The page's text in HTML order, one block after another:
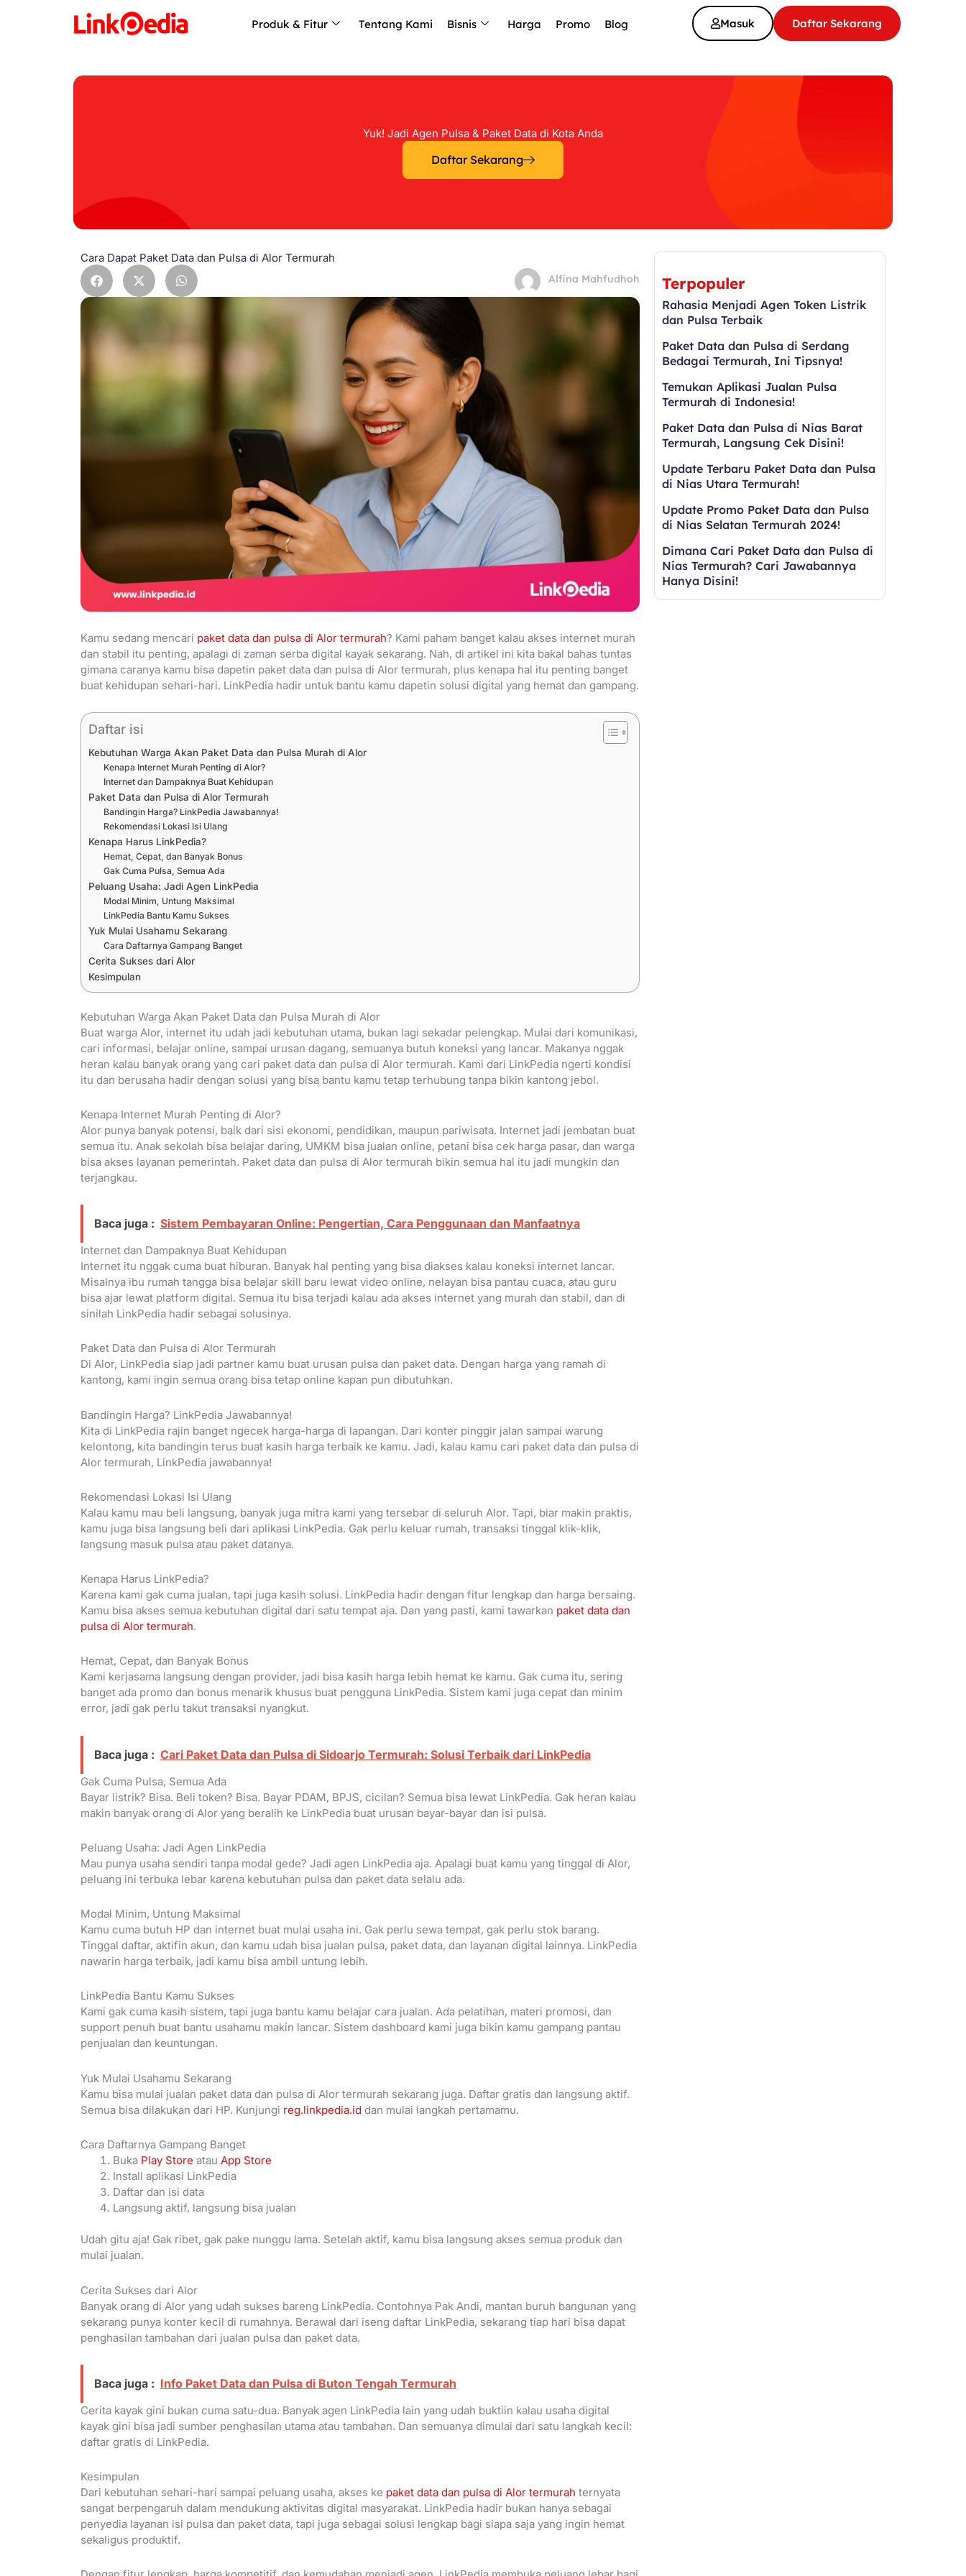
Daftar Sekarang
Masuk
Produk & Fitur Tentang Kami Bisnis Harga Promo Blog
Yuk! Jadi Agen Pulsa & Paket Data di Kota Anda
Daftar Sekarang
Cara Dapat Paket Data dan Pulsa di Alor Termurah
Alfina Mahfudhoh
Kamu sedang mencari paket data dan pulsa di Alor termurah? Kami paham banget kalau akses internet murah
dan stabil itu penting, apalagi di zaman serba digital kayak sekarang. Nah, di artikel ini kita bakal bahas tuntas
gimana caranya kamu bisa dapetin paket data dan pulsa di Alor termurah, plus kenapa hal itu penting banget
buat kehidupan sehari-hari. LinkPedia hadir untuk bantu kamu dapetin solusi digital yang hemat dan gampang.
Daftar isi
Kebutuhan Warga Akan Paket Data dan Pulsa Murah di Alor
Kenapa Internet Murah Penting di Alor?
Internet dan Dampaknya Buat Kehidupan
Paket Data dan Pulsa di Alor Termurah
Bandingin Harga? LinkPedia Jawabannya!
Rekomendasi Lokasi Isi Ulang
Kenapa Harus LinkPedia?
Hemat, Cepat, dan Banyak Bonus
Gak Cuma Pulsa, Semua Ada
Peluang Usaha: Jadi Agen LinkPedia
Modal Minim, Untung Maksimal
LinkPedia Bantu Kamu Sukses
Yuk Mulai Usahamu Sekarang
Cara Daftarnya Gampang Banget
Cerita Sukses dari Alor
Kesimpulan
Kebutuhan Warga Akan Paket Data dan Pulsa Murah di Alor
Buat warga Alor, internet itu udah jadi kebutuhan utama, bukan lagi sekadar pelengkap. Mulai dari komunikasi,
cari informasi, belajar online, sampai urusan dagang, semuanya butuh koneksi yang lancar. Makanya nggak
heran kalau banyak orang yang cari paket data dan pulsa di Alor termurah. Kami dari LinkPedia ngerti kondisi
itu dan berusaha hadir dengan solusi yang bisa bantu kamu tetap terhubung tanpa bikin kantong jebol.
Kenapa Internet Murah Penting di Alor?
Alor punya banyak potensi, baik dari sisi ekonomi, pendidikan, maupun pariwisata. Internet jadi jembatan buat
semua itu. Anak sekolah bisa belajar daring, UMKM bisa jualan online, petani bisa cek harga pasar, dan warga
bisa akses layanan pemerintah. Paket data dan pulsa di Alor termurah bikin semua hal itu jadi mungkin dan
terjangkau.
Baca juga : Sistem Pembayaran Online: Pengertian, Cara Penggunaan dan Manfaatnya
Internet dan Dampaknya Buat Kehidupan
Internet itu nggak cuma buat hiburan. Banyak hal penting yang bisa diakses kalau koneksi internet lancar.
Misalnya ibu rumah tangga bisa belajar skill baru lewat video online, nelayan bisa pantau cuaca, atau guru
bisa ajar lewat platform digital. Semua itu bisa terjadi kalau ada akses internet yang murah dan stabil, dan di
sinilah LinkPedia hadir sebagai solusinya.
Paket Data dan Pulsa di Alor Termurah
Di Alor, LinkPedia siap jadi partner kamu buat urusan pulsa dan paket data. Dengan harga yang ramah di
kantong, kami ingin semua orang bisa tetap online kapan pun dibutuhkan.
Bandingin Harga? LinkPedia Jawabannya!
Kita di LinkPedia rajin banget ngecek harga-harga di lapangan. Dari konter pinggir jalan sampai warung
kelontong, kita bandingin terus buat kasih harga terbaik ke kamu. Jadi, kalau kamu cari paket data dan pulsa di
Alor termurah, LinkPedia jawabannya!
Rekomendasi Lokasi Isi Ulang
Kalau kamu mau beli langsung, banyak juga mitra kami yang tersebar di seluruh Alor. Tapi, biar makin praktis,
kamu juga bisa langsung beli dari aplikasi LinkPedia. Gak perlu keluar rumah, transaksi tinggal klik-klik,
langsung masuk pulsa atau paket datanya.
Kenapa Harus LinkPedia?
Karena kami gak cuma jualan, tapi juga kasih solusi. LinkPedia hadir dengan fitur lengkap dan harga bersaing.
Kamu bisa akses semua kebutuhan digital dari satu tempat aja. Dan yang pasti, kami tawarkan paket data dan
pulsa di Alor termurah.
Hemat, Cepat, dan Banyak Bonus
Kami kerjasama langsung dengan provider, jadi bisa kasih harga lebih hemat ke kamu. Gak cuma itu, sering
banget ada promo dan bonus menarik khusus buat pengguna LinkPedia. Sistem kami juga cepat dan minim
error, jadi gak perlu takut transaksi nyangkut.
Baca juga : Cari Paket Data dan Pulsa di Sidoarjo Termurah: Solusi Terbaik dari LinkPedia
Gak Cuma Pulsa, Semua Ada
Bayar listrik? Bisa. Beli token? Bisa. Bayar PDAM, BPJS, cicilan? Semua bisa lewat LinkPedia. Gak heran kalau
makin banyak orang di Alor yang beralih ke LinkPedia buat urusan bayar-bayar dan isi pulsa.
Peluang Usaha: Jadi Agen LinkPedia
Mau punya usaha sendiri tanpa modal gede? Jadi agen LinkPedia aja. Apalagi buat kamu yang tinggal di Alor,
peluang ini terbuka lebar karena kebutuhan pulsa dan paket data selalu ada.
Modal Minim, Untung Maksimal
Kamu cuma butuh HP dan internet buat mulai usaha ini. Gak perlu sewa tempat, gak perlu stok barang.
Tinggal daftar, aktifin akun, dan kamu udah bisa jualan pulsa, paket data, dan layanan digital lainnya. LinkPedia
nawarin harga terbaik, jadi kamu bisa ambil untung lebih.
LinkPedia Bantu Kamu Sukses
Kami gak cuma kasih sistem, tapi juga bantu kamu belajar cara jualan. Ada pelatihan, materi promosi, dan
support penuh buat bantu usahamu makin lancar. Sistem dashboard kami juga bikin kamu gampang pantau
penjualan dan keuntungan.
Yuk Mulai Usahamu Sekarang
Kamu bisa mulai jualan paket data dan pulsa di Alor termurah sekarang juga. Daftar gratis dan langsung aktif.
Semua bisa dilakukan dari HP. Kunjungi reg.linkpedia.id dan mulai langkah pertamamu.
Cara Daftarnya Gampang Banget
Buka Play Store atau App Store
Install aplikasi LinkPedia
Daftar dan isi data
Langsung aktif, langsung bisa jualan
Udah gitu aja! Gak ribet, gak pake nunggu lama. Setelah aktif, kamu bisa langsung akses semua produk dan
mulai jualan.
Cerita Sukses dari Alor
Banyak orang di Alor yang udah sukses bareng LinkPedia. Contohnya Pak Andi, mantan buruh bangunan yang
sekarang punya konter kecil di rumahnya. Berawal dari iseng daftar LinkPedia, sekarang tiap hari bisa dapat
penghasilan tambahan dari jualan pulsa dan paket data.
Baca juga : Info Paket Data dan Pulsa di Buton Tengah Termurah
Cerita kayak gini bukan cuma satu-dua. Banyak agen LinkPedia lain yang udah buktiin kalau usaha digital
kayak gini bisa jadi sumber penghasilan utama atau tambahan. Dan semuanya dimulai dari satu langkah kecil:
daftar gratis di LinkPedia.
Kesimpulan
Dari kebutuhan sehari-hari sampai peluang usaha, akses ke paket data dan pulsa di Alor termurah ternyata
sangat berpengaruh dalam mendukung aktivitas digital masyarakat. LinkPedia hadir bukan hanya sebagai
penyedia layanan isi pulsa dan paket data, tapi juga sebagai solusi lengkap bagi siapa saja yang ingin hemat
sekaligus produktif.
Terpopuler
Rahasia Menjadi Agen Token Listrik
dan Pulsa Terbaik
Paket Data dan Pulsa di Serdang
Bedagai Termurah, Ini Tipsnya!
Temukan Aplikasi Jualan Pulsa
Termurah di Indonesia!
Paket Data dan Pulsa di Nias Barat
Termurah, Langsung Cek Disini!
Update Terbaru Paket Data dan Pulsa
di Nias Utara Termurah!
Update Promo Paket Data dan Pulsa
di Nias Selatan Termurah 2024!
Dimana Cari Paket Data dan Pulsa di
Nias Termurah? Cari Jawabannya
Hanya Disini!